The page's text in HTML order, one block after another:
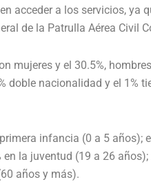
acceder a los servicios, ya
de la Patrulla Aérea Civil
mujeres y el 30.5%,
doble nacionalidad y el 1%
infancia (0 a 5 años);
la juventud (19 a 26 años);
años y más).